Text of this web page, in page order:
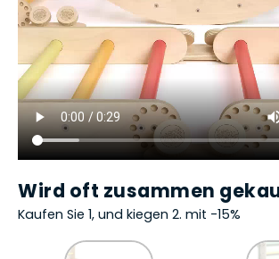
Wird oft zusammen
Kaufen Sie 1, und kiegen 2. mit -15%